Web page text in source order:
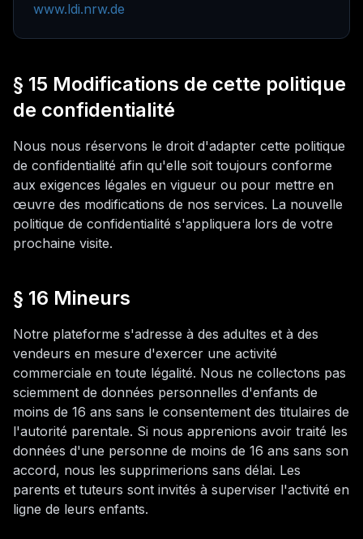
www.ldi.nrw.de
§ 15 Modifications de cette politique
de confidentialité
Nous nous réservons le droit d'adapter cette politique
de confidentialité afin qu'elle soit toujours conforme
aux exigences légales en vigueur ou pour mettre en
œuvre des modifications de nos services. La nouvelle
politique de confidentialité s'appliquera lors de votre
prochaine visite.
§ 16 Mineurs
Notre plateforme s'adresse à des adultes et à des
vendeurs en mesure d'exercer une activité
commerciale en toute légalité. Nous ne collectons pas
sciemment de données personnelles d'enfants de
moins de 16 ans sans le consentement des titulaires de
l'autorité parentale. Si nous apprenions avoir traité les
données d'une personne de moins de 16 ans sans son
accord, nous les supprimerions sans délai. Les
parents et tuteurs sont invités à superviser l'activité en
ligne de leurs enfants.